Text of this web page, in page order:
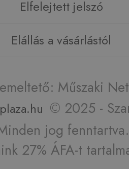
Elfelejtett jelszó
Elállás a vásárlástól
Műszaki
© 2025 -
jog fenntartva.
27% ÁFA-t